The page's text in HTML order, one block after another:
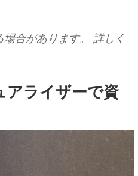
合があります。 詳しく
アライザーで資